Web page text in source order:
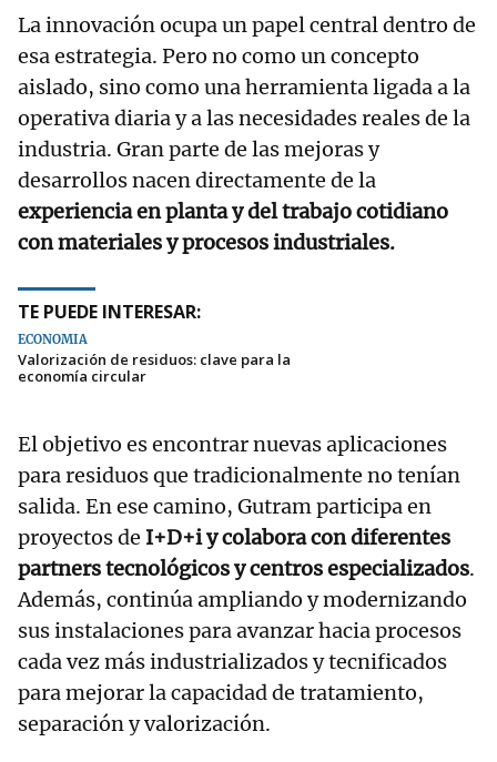
La innovación ocupa un papel central dentro de
esa estrategia. Pero no como un concepto
aislado, sino como una herramienta ligada a la
operativa diaria y a las necesidades reales de la
industria. Gran parte de las mejoras y
desarrollos nacen directamente de la
experiencia en planta y del trabajo cotidiano
con materiales y procesos industriales.
TE PUEDE INTERESAR:
ECONOMÍA
Valorización de residuos: clave para la
economía circular
El objetivo es encontrar nuevas aplicaciones
para residuos que tradicionalmente no tenían
salida. En ese camino, Gutram participa en
proyectos de I+D+i y colabora con diferentes
partners tecnológicos y centros especializados.
Además, continúa ampliando y modernizando
sus instalaciones para avanzar hacia procesos
cada vez más industrializados y tecnificados
para mejorar la capacidad de tratamiento,
separación y valorización.